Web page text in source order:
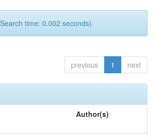
time: 0.002 seconds).
previous 1 next
Author(s)